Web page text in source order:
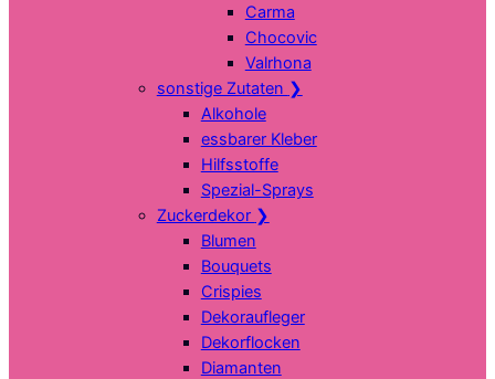
Carma
Chocovic
Valrhona
sonstige Zutaten ❯
Alkohole
essbarer Kleber
Hilfsstoffe
Spezial-Sprays
Zuckerdekor ❯
Blumen
Bouquets
Crispies
Dekoraufleger
Dekorflocken
Diamanten